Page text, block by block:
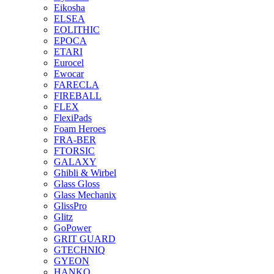
Eikosha
ELSEA
EOLITHIC
EPOCA
ETARI
Eurocel
Ewocar
FARECLA
FIREBALL
FLEX
FlexiPads
Foam Heroes
FRA-BER
FTORSIC
GALAXY
Ghibli & Wirbel
Glass Gloss
Glass Mechanix
GlissPro
Glitz
GoPower
GRIT GUARD
GTECHNIQ
GYEON
HANKO